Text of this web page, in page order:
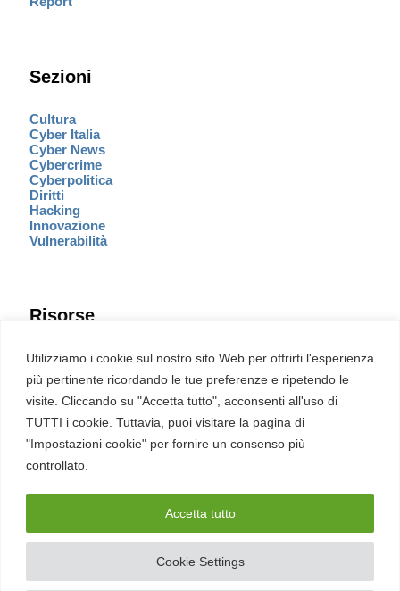
Utilizziamo i cookie sul nostro sito Web per offrirti l'esperienza
più pertinente ricordando le tue preferenze e ripetendo le
visite. Cliccando su "Accetta tutto", acconsenti all'uso di
TUTTI i cookie. Tuttavia, puoi visitare la pagina di
"Impostazioni cookie" per fornire un consenso più
controllato.
Cookie Settings
Accetta tutto
Sezioni
Cultura
Cyber Italia
Cyber News
Cybercrime
Cyberpolitica
Diritti
Hacking
Innovazione
Vulnerabilità
Risorse
Eventi
Fumetto Cyber
Newsletter
Servizi
Pubblicità
English
Ultime CVE critiche
2026 – REDHOTCYBER Srl. Tutti i diritti riservati